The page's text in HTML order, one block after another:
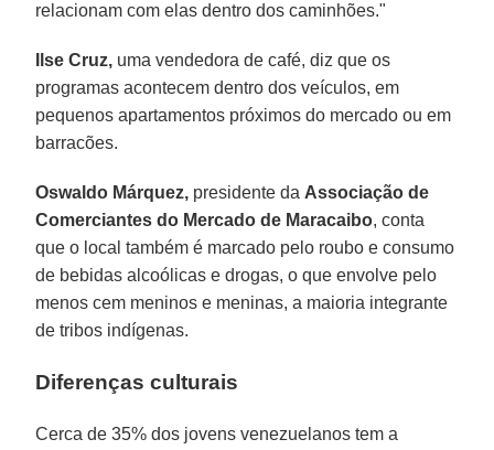
relacionam com elas dentro dos caminhões."
Ilse Cruz, uma vendedora de café, diz que os
programas acontecem dentro dos veículos, em
pequenos apartamentos próximos do mercado ou em
barracões.
Oswaldo Márquez, presidente da Associação de
Comerciantes do Mercado de Maracaibo, conta
que o local também é marcado pelo roubo e consumo
de bebidas alcoólicas e drogas, o que envolve pelo
menos cem meninos e meninas, a maioria integrante
de tribos indígenas.
Diferenças culturais
Cerca de 35% dos jovens venezuelanos tem a